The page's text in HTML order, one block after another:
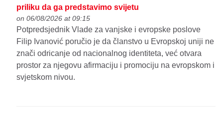
priliku da ga predstavimo svijetu
on 06/08/2026 at 09:15
Potpredsjednik Vlade za vanjske i evropske poslove
Filip Ivanović poručio je da članstvo u Evropskoj uniji ne
znači odricanje od nacionalnog identiteta, već otvara
prostor za njegovu afirmaciju i promociju na evropskom i
svjetskom nivou.